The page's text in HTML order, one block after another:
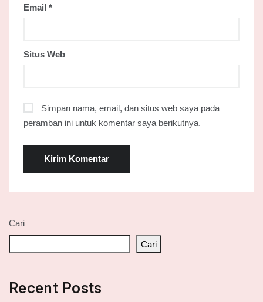
Email *
Situs Web
Simpan nama, email, dan situs web saya pada
peramban ini untuk komentar saya berikutnya.
Cari
Cari
Recent Posts